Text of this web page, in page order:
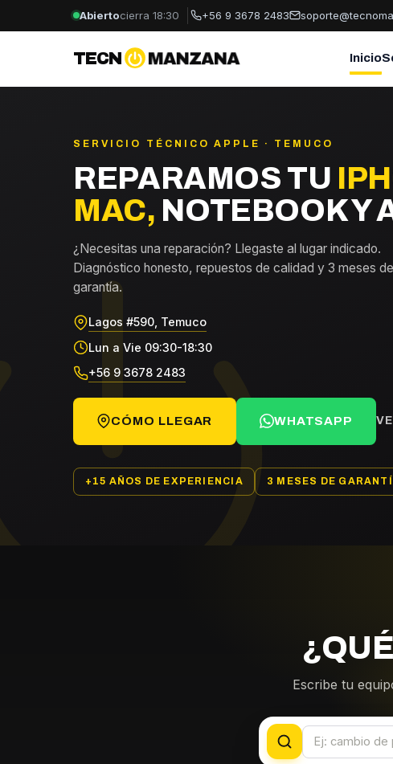
Abiertocierra 18:30 +56 9 3678 2483
TECN MANZANA Inicio
SERVICIO TÉCNICO APPLE · TEMUCO
REPARAMOS TU
MAC, NOTEBOOK Y
¿Necesitas una reparación? Llegaste al lugar indicado.
Diagnóstico honesto, repuestos de calidad y 3 meses de
garantía.
Lagos #590, Temuco
Lun a Vie 09:30-18:30
+56 9 3678 2483
CÓMO LLEGAR WHATSAPP
+15 AÑOS DE EXPERIENCIA 3 MESES DE
Escribe tu